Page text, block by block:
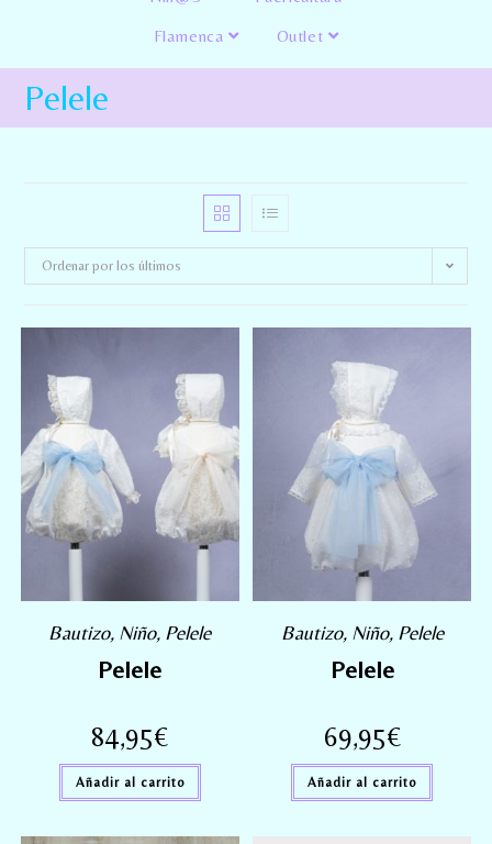
Flamenca Outlet
Pelele
Ordenar por los últimos
Bautizo, Niño, Pelele
Pelele
84,95€
Añadir al carrito
Bautizo, Niño, Pelele
Pelele
69,95€
Añadir al carrito